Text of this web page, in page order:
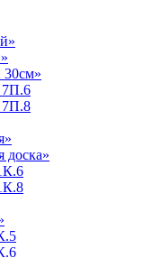
30см»
7П.6
7П.8
доска»